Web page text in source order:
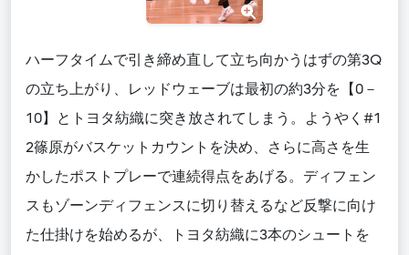
ハーフタイムで引き締め直して立ち向かうはずの第3Q
の立ち上がり、レッドウェーブは最初の約3分を【0－
10】とトヨタ紡織に突き放されてしまう。ようやく#1
2篠原がバスケットカウントを決め、さらに高さを生
かしたポストプレーで連続得点をあげる。ディフェン
スもゾーンディフェンスに切り替えるなど反撃に向け
た仕掛けを始めるが、トヨタ紡織に3本のシュートを